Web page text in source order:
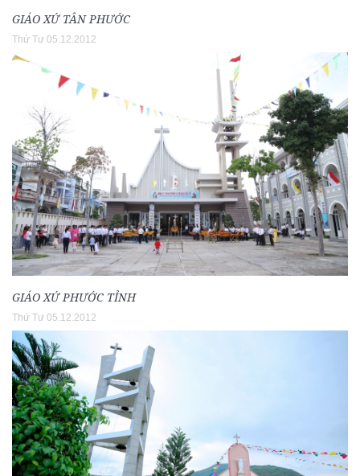
GIÁO XỨ TÂN PHƯỚC
Thứ Tư 05.12.2012
GIÁO XỨ PHƯỚC TỈNH
Thứ Tư 05.12.2012